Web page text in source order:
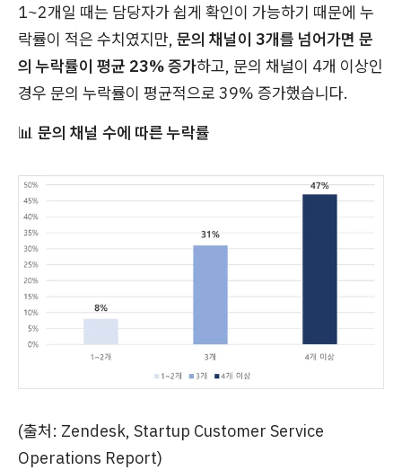
1~2개일 때는 담당자가 쉽게 확인이 가능하기 때문에 누
락률이 적은 수치였지만, 문의 채널이 3개를 넘어가면 문
의 누락률이 평균 23% 증가하고, 문의 채널이 4개 이상인
경우 문의 누락률이 평균적으로 39% 증가했습니다.
📊 문의 채널 수에 따른 누락률
(출처: Zendesk, Startup Customer Service
Operations Report)